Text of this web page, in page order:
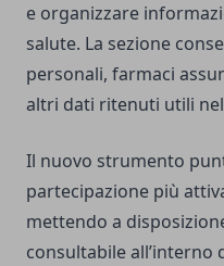
e organizzare
salute. La sezione
personali, farmaci
altri dati ritenuti utili
Il nuovo strumento
partecipazione più
mettendo a
consultabile all’interno